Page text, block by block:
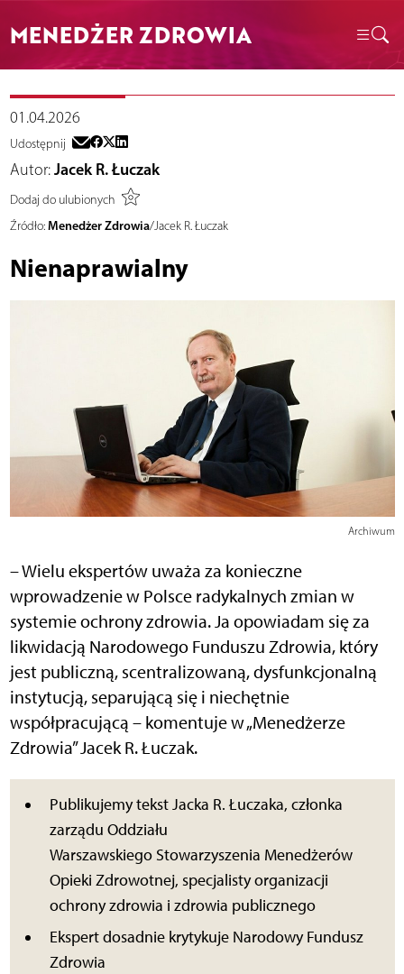
MENEDŻER ZDROWIA
01.04.2026
Udostępnij
Autor:Jacek R. Łuczak
Dodaj do ulubionych
Źródło: Menedżer Zdrowia/Jacek R. Łuczak
Nienaprawialny
Archiwum
– Wielu ekspertów uważa za konieczne
wprowadzenie w Polsce radykalnych zmian w
systemie ochrony zdrowia. Ja opowiadam się za
likwidacją Narodowego Funduszu Zdrowia, który
jest publiczną, scentralizowaną, dysfunkcjonalną
instytucją, separującą się i niechętnie
współpracującą – komentuje w „Menedżerze
Zdrowia” Jacek R. Łuczak.
Publikujemy tekst Jacka R. Łuczaka, członka
zarządu Oddziału
Warszawskiego Stowarzyszenia Menedżerów
Opieki Zdrowotnej, specjalisty organizacji
ochrony zdrowia i zdrowia publicznego
Ekspert dosadnie krytykuje Narodowy Fundusz
Zdrowia